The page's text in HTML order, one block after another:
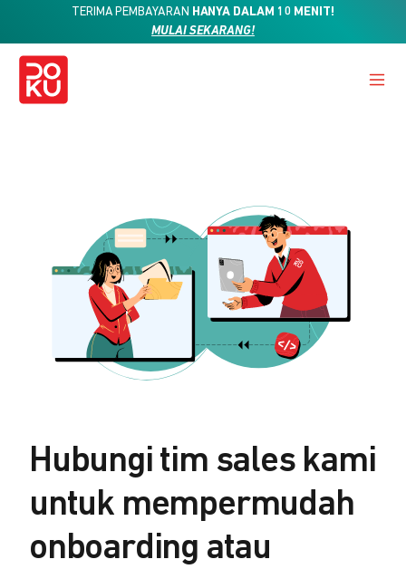
TERIMA PEMBAYARAN HANYA DALAM 10 MENIT!
MULAI SEKARANG!
Hubungi tim sales kami
untuk mempermudah
onboarding atau